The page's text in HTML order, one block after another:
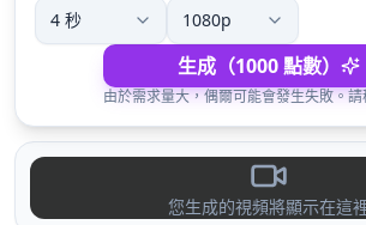
生成（1000 點數）
由於需求量大，偶爾可能會發生失敗。請
您生成的視頻將顯示在這